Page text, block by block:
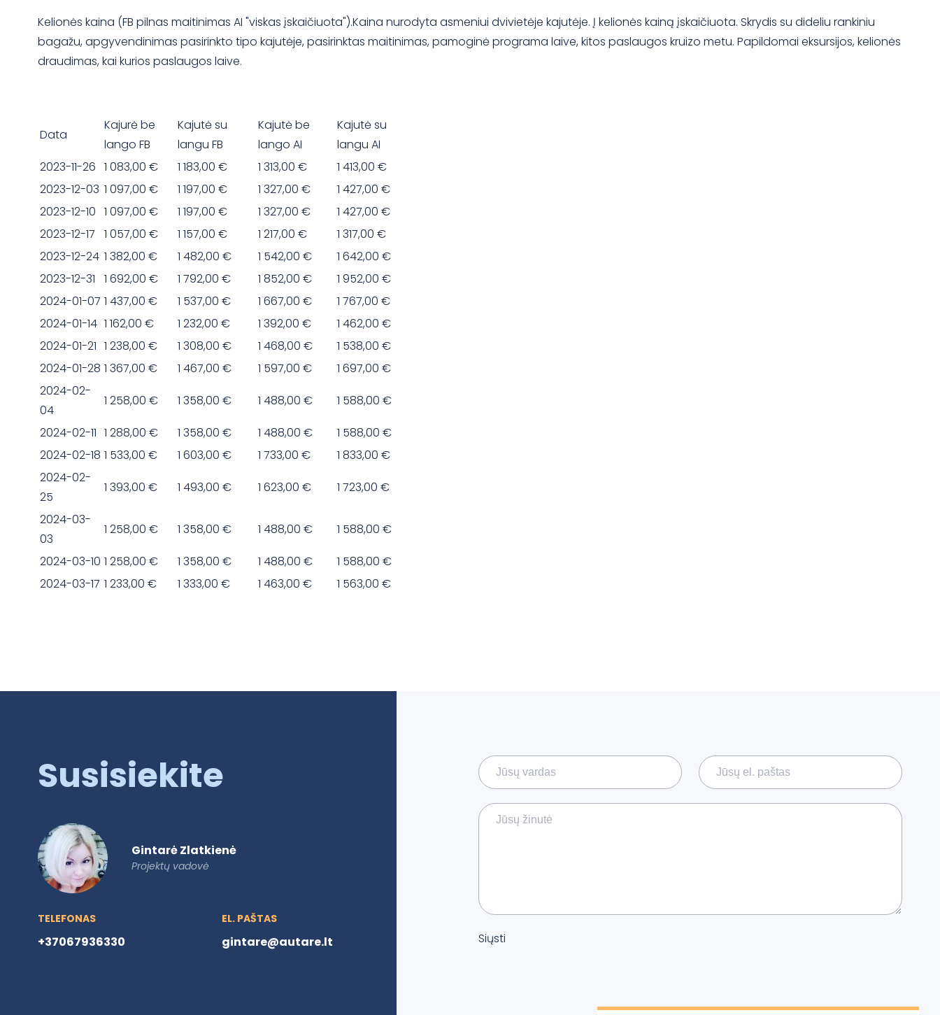
Kelionės kaina (FB pilnas maitinimas AI "viskas įskaičiuota").Kaina nurodyta asmeniui dvivietėje kajutėje. Į kelionės kainą įskaičiuota. Skrydis su dideliu rankiniu
bagažu, apgyvendinimas pasirinkto tipo kajutėje, pasirinktas maitinimas, pamoginė programa laive, kitos paslaugos kruizo metu. Papildomai eksursijos, kelionės
draudimas, kai kurios paslaugos laive.
Data
Kajurė be
lango FB
Kajutė su
langu FB
Kajutė be
lango AI
Kajutė su
langu AI
2023-11-26 1 083,00 € 1 183,00 € 1 313,00 €
1 413,00 €
2023-12-03 1 097,00 € 1 197,00 € 1 327,00 €
1 427,00 €
2023-12-10 1 097,00 € 1 197,00 € 1 327,00 €
1 427,00 €
2023-12-17
1 057,00 € 1 157,00 € 1 217,00 €
1 317,00 €
2023-12-24 1 382,00 € 1 482,00 € 1 542,00 €
1 642,00 €
2023-12-31
1 692,00 € 1 792,00 € 1 852,00 €
1 952,00 €
2024-01-07 1 437,00 € 1 537,00 € 1 667,00 €
1 767,00 €
2024-01-14 1 162,00 € 1 232,00 € 1 392,00 €
1 462,00 €
2024-01-21 1 238,00 € 1 308,00 € 1 468,00 €
1 538,00 €
2024-01-28 1 367,00 € 1 467,00 € 1 597,00 €
1 697,00 €
2024-02-
04
1 258,00 € 1 358,00 € 1 488,00 €
1 588,00 €
2024-02-11 1 288,00 € 1 358,00 € 1 488,00 €
1 588,00 €
2024-02-18 1 533,00 € 1 603,00 € 1 733,00 €
1 833,00 €
2024-02-
25
1 393,00 € 1 493,00 € 1 623,00 €
1 723,00 €
2024-03-
03
1 258,00 € 1 358,00 € 1 488,00 €
1 588,00 €
2024-03-10 1 258,00 € 1 358,00 € 1 488,00 €
1 588,00 €
2024-03-17 1 233,00 € 1 333,00 € 1 463,00 € 1 563,00 €
Susisiekite
Gintarė Zlatkienė
Projektų vadovė
TELEFONAS
+37067936330
EL. PAŠTAS
gintare@autare.lt Siųsti